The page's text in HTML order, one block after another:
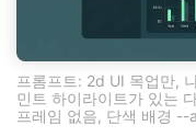
프롬프트: 2d UI 목업만,
민트 하이라이트가 있는
프레임 없음, 단색 배경 --